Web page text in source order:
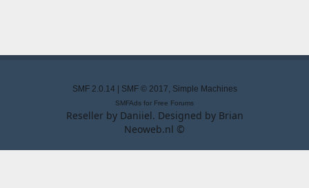
SMF 2.0.14 SMF © 2017, Simple Machines
SMFAds for Free Forums
Reseller by Daniiel. Designed by Brian
Neoweb.nl ©